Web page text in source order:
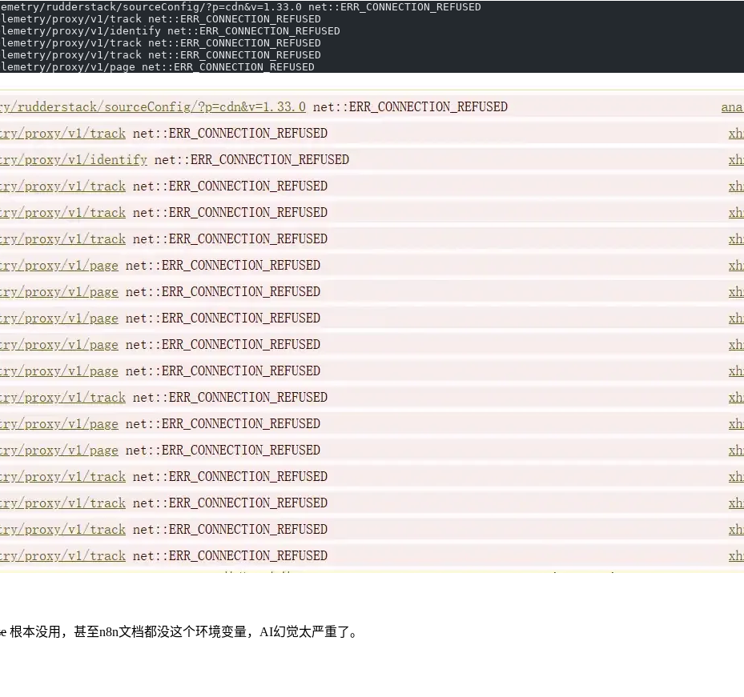
sourceConfig/?p=cdn&v=1.33.0 net::ERR_CONNECTION_REFUSED
proxy/v1/track net::ERR_CONNECTION_REFUSED
proxy/v1/identify net::ERR_CONNECTION_REFUSED
proxy/v1/track net::ERR_CONNECTION_REFUSED
proxy/v1/track net::ERR_CONNECTION_REFUSED
proxy/v1/page net::ERR_CONNECTION_REFUSED
根本没用，甚至n8n文档都没这个环境变量，AI幻觉太严重了。